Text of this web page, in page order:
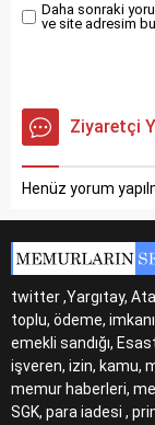
Daha sonraki
ve site adresim
Ziyaretçi
Henüz yorum
twitter ,Yargıtay,
toplu, ödeme,
emekli sandığı,
işveren, izin, kamu,
memur haberleri,
SGK, para iadesi ,